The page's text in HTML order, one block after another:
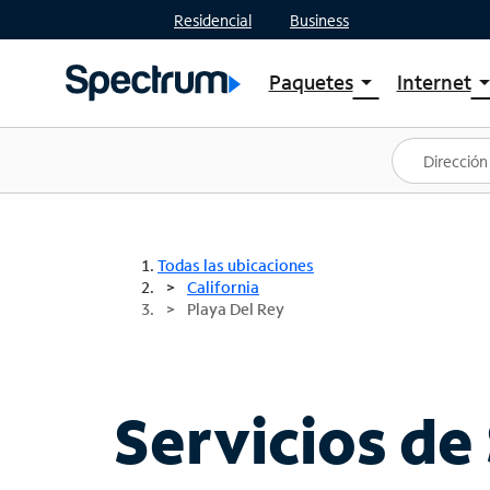
Residencial Business
Paquetesarrow_drop_down
Ver paquetes
Spectrum One
Mejores ofertas
Internetarrow_drop_down
Planes
Todas las ubicaciones
California
Playa Del Rey
Servicios